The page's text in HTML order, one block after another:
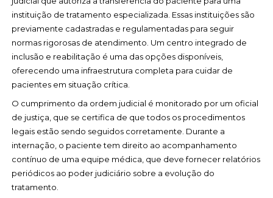
instituição de tratamento especializada. Essas instituições são
previamente cadastradas e regulamentadas para seguir
normas rigorosas de atendimento. Um centro integrado de
inclusão e reabilitação é uma das opções disponíveis,
oferecendo uma infraestrutura completa para cuidar de
pacientes em situação crítica.
O cumprimento da ordem judicial é monitorado por um oficial
de justiça, que se certifica de que todos os procedimentos
legais estão sendo seguidos corretamente. Durante a
internação, o paciente tem direito ao acompanhamento
contínuo de uma equipe médica, que deve fornecer relatórios
periódicos ao poder judiciário sobre a evolução do
tratamento.